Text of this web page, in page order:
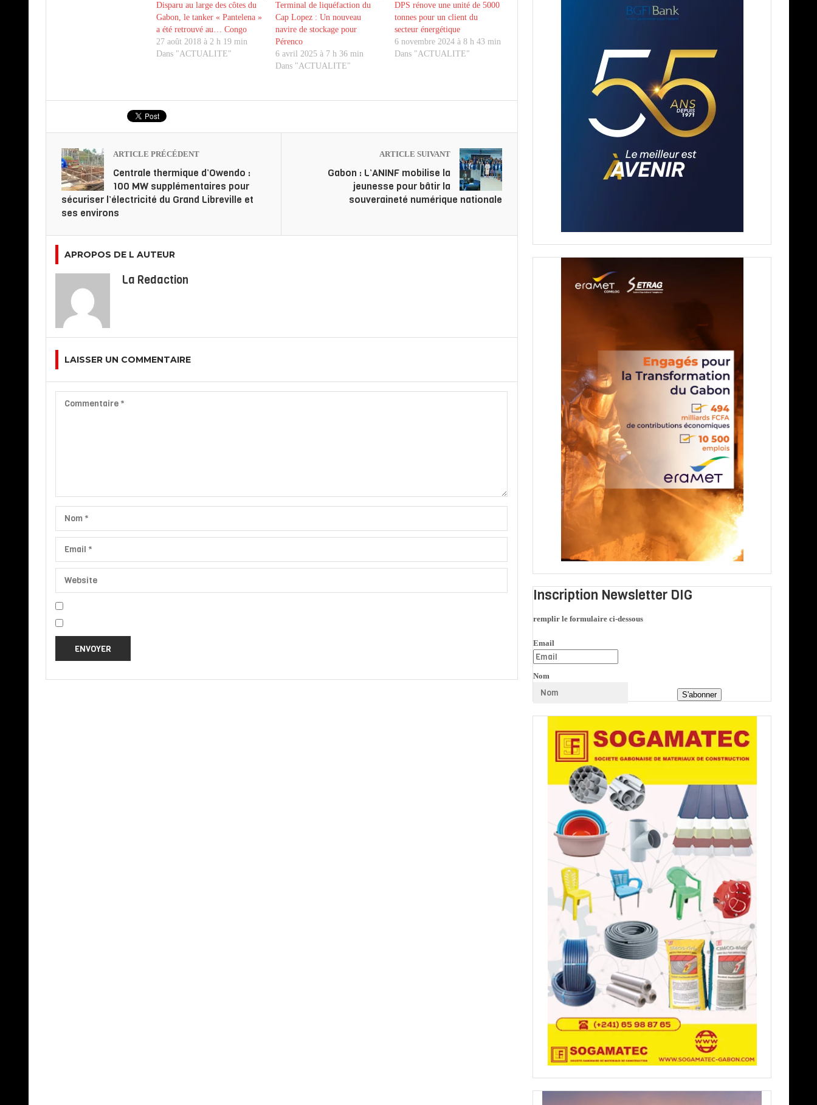
Disparu au large des côtes du
Gabon, le tanker « Pantelena »
a été retrouvé au… Congo
27 août 2018 à 2 h 19 min
Dans "ACTUALITE"
Terminal de liquéfaction du
Cap Lopez : Un nouveau
navire de stockage pour
Pérenco
6 avril 2025 à 7 h 36 min
Dans "ACTUALITE"
DPS rénove une unité de 5000
tonnes pour un client du
secteur énergétique
6 novembre 2024 à 8 h 43 min
Dans "ACTUALITE"
ARTICLE PRÉCÉDENT
Centrale thermique d’Owendo :
100 MW supplémentaires pour
sécuriser l’électricité du Grand Libreville et
ses environs
ARTICLE SUIVANT
Gabon : L’ANINF mobilise la
jeunesse pour bâtir la
souveraineté numérique nationale
APROPOS DE L AUTEUR
La Redaction
LAISSER UN COMMENTAIRE
Inscription Newsletter DIG
remplir le formulaire ci-dessous
Email
Nom
S'abonner